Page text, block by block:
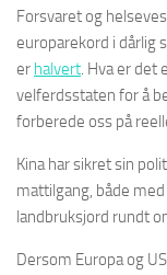
Forsvaret og
europarekord i dårlig
er halvert. Hva er det
velferdsstaten for å
forberede oss på
Kina har sikret sin
mattilgang, både
landbruksjord rundt
Dersom Europa og